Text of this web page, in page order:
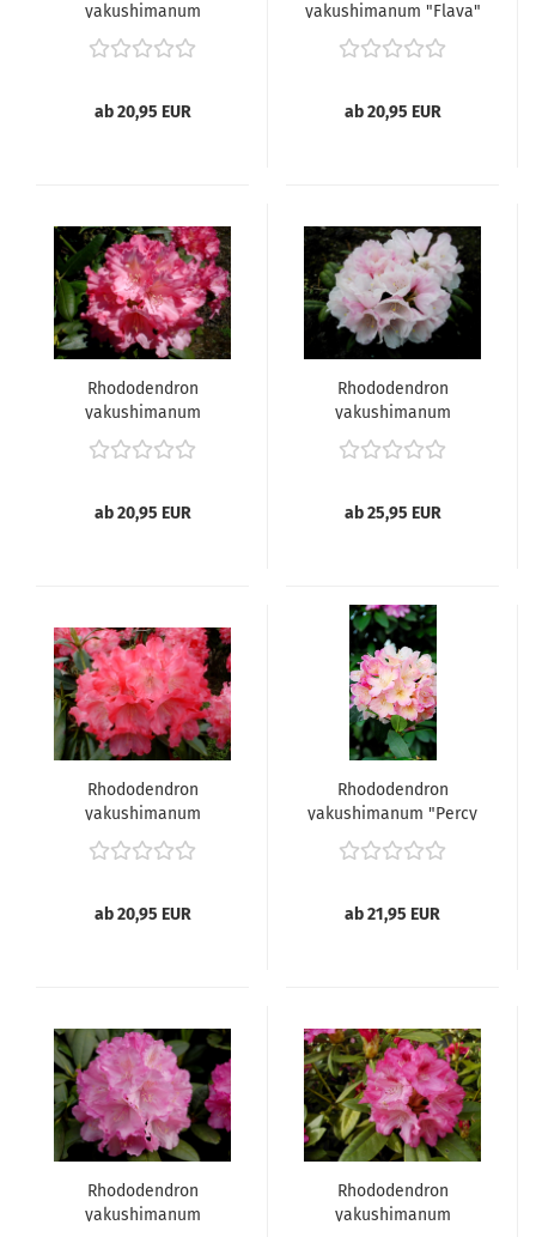
yakushimanum
"Fantastica" -
(Rhododendron
ab 20,95 EUR
yakushimanum "Flava"
- (Rhododendron
"Flava"),
ab 20,95 EUR
Rhododendron
yakushimanum
"Kalinka" -
(Rhododendron
ab 20,95 EUR
Rhododendron
yakushimanum
"Koichiro Wada" -
(Rhododendron
ab 25,95 EUR
Rhododendron
yakushimanum
"Morgenrot" -
(Rhododendron
ab 20,95 EUR
Rhododendron
yakushimanum "Percy
Wiseman" -
(Rhododendron "Percy
ab 21,95 EUR
Rhododendron
yakushimanum
Rhododendron
yakushimanum